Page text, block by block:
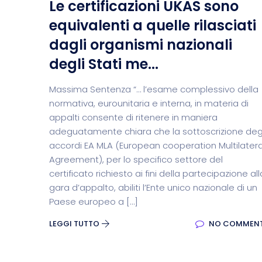
Le certificazioni UKAS sono
equivalenti a quelle rilasciati
dagli organismi nazionali
degli Stati me...
Massima Sentenza “… l’esame complessivo della
normativa, eurounitaria e interna, in materia di
appalti consente di ritenere in maniera
adeguatamente chiara che la sottoscrizione
accordi EA MLA (European cooperation
Agreement), per lo specifico settore del
certificato richiesto ai fini della partecipazione
gara d’appalto, abiliti l’Ente unico nazionale di un
Paese europeo a […]
LEGGI TUTTO NO